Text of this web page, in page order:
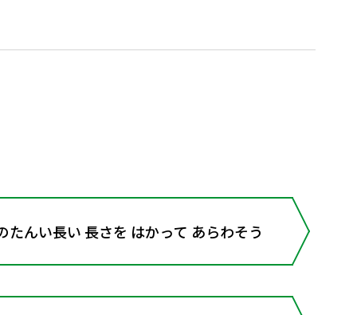
んい長い 長さを はかって あらわそう